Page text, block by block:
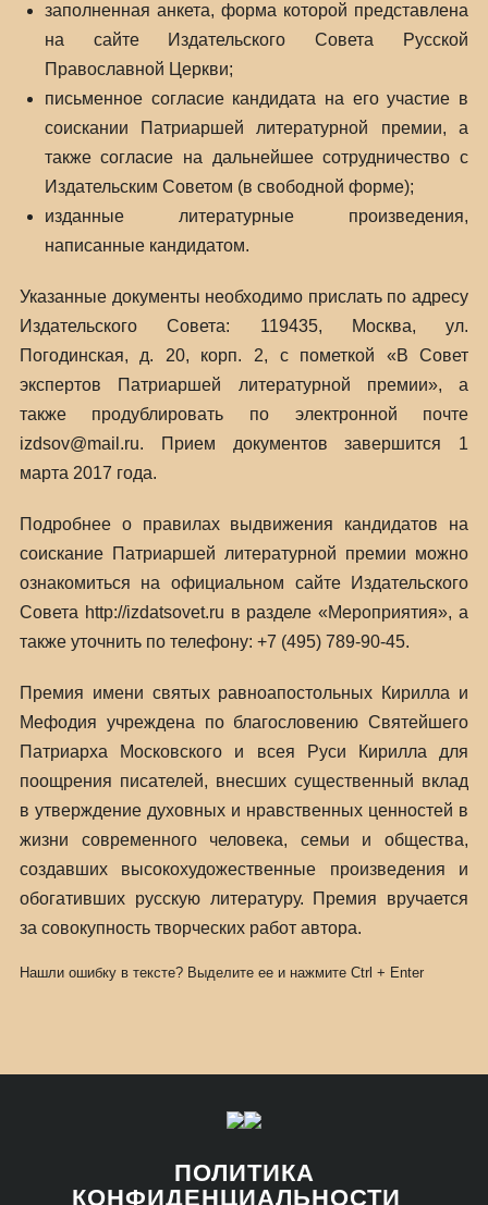
заполненная анкета, форма которой представлена
на сайте Издательского Совета Русской
Православной Церкви;
письменное согласие кандидата на его участие в
соискании Патриаршей литературной премии, а
также согласие на дальнейшее сотрудничество с
Издательским Советом (в свободной форме);
изданные литературные произведения,
написанные кандидатом.
Указанные документы необходимо прислать по адресу
Издательского Совета: 119435, Москва, ул.
Погодинская, д. 20, корп. 2, с пометкой «В Совет
экспертов Патриаршей литературной премии», а
также продублировать по электронной почте
izdsov@mail.ru. Прием документов завершится 1
марта 2017 года.
Подробнее о правилах выдвижения кандидатов на
соискание Патриаршей литературной премии можно
ознакомиться на официальном сайте Издательского
Совета http://izdatsovet.ru в разделе «Мероприятия», а
также уточнить по телефону: +7 (495) 789-90-45.
Премия имени святых равноапостольных Кирилла и
Мефодия учреждена по благословению Святейшего
Патриарха Московского и всея Руси Кирилла для
поощрения писателей, внесших существенный вклад
в утверждение духовных и нравственных ценностей в
жизни современного человека, семьи и общества,
создавших высокохудожественные произведения и
обогативших русскую литературу. Премия вручается
за совокупность творческих работ автора.
Нашли ошибку в тексте? Выделите ее и нажмите Ctrl + Enter
ПОЛИТИКА
КОНФИДЕНЦИАЛЬНОСТИ